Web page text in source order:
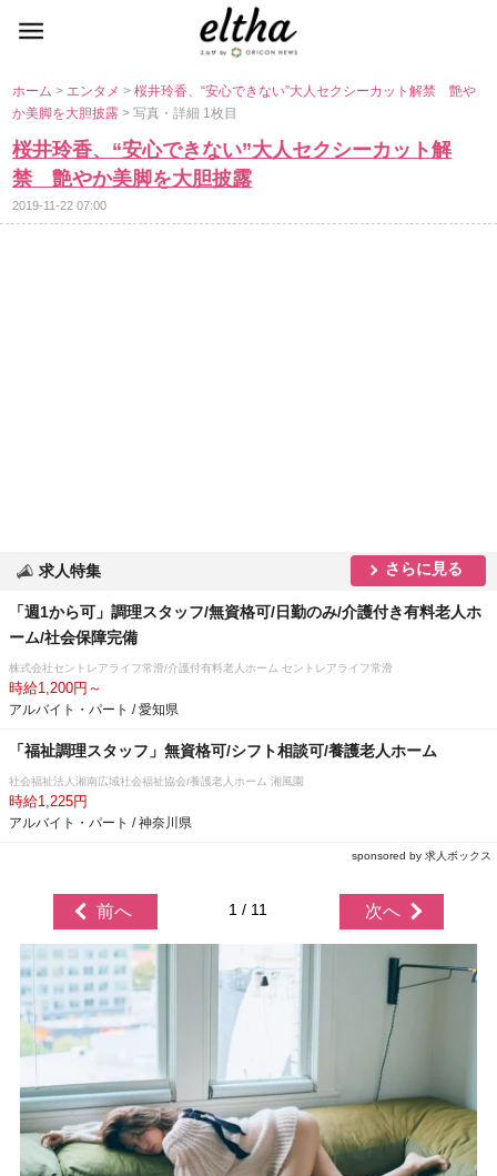
ホーム> エンタメ>桜井玲香、“安心できない”大人セクシーカット解禁 艶
か美脚を大胆披露> 写真・詳細 1枚目
桜井玲香、“安心できない”大人セクシーカット解
禁 艶やか美脚を大胆披露
2019-11-22 07:00
求人特集 さらに見る
「週1から可」調理スタッフ/無資格可/日勤のみ/介護付き有料老人ホ
ーム/社会保障完備
株式会社セントレアライフ常滑/介護付有料老人ホーム セントレアライフ常滑
時給1,200円～
アルバイト・パート / 愛知県
「福祉調理スタッフ」無資格可/シフト相談可/養護老人ホーム
社会福祉法人湘南広域社会福祉協会/養護老人ホーム 湘風園
時給1,225円
アルバイト・パート / 神奈川県
sponsored by 求人ボックス
前へ 1 / 11 次へ